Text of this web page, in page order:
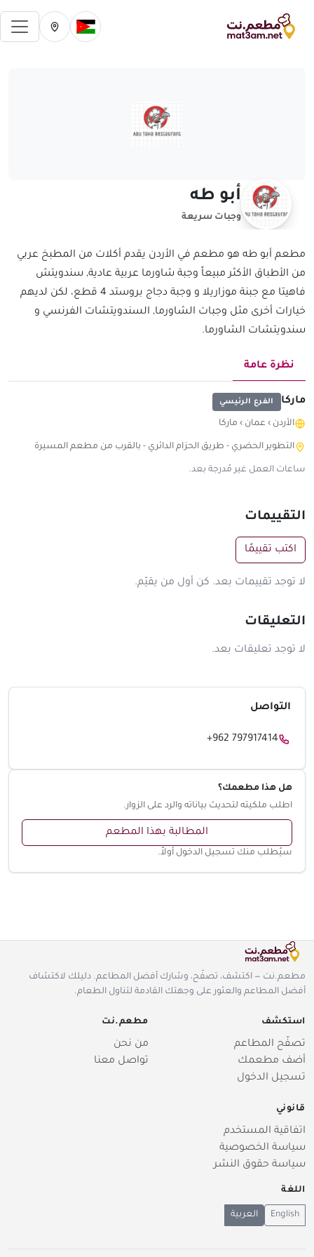
تغيير الدولة الحالية
تغيير المدينة
أبو طه
وجبات سريعة
مطعم أبو طه هو مطعم في الأردن يقدم أكلات من المطبخ عربي
من الأطباق الأكثر مبيعاً وجبة شاورما عربية عادية, سندويتش
فاهيتا مع جبنة موزاريلا و وجبة دجاج بروستد 4 قطع، لكن لديهم
خيارات أخرى مثل وجبات الشاورما, السندويتشات الفرنسي و
سندويتشات الشاورما.
نظرة عامة
ماركا الفرع الرئيسي
الأردن › عمان › ماركا
التطوير الحضري - طريق الحزام الدائري - بالقرب من مطعم المسيرة
ساعات العمل غير مُدرجة بعد.
التقييمات
اكتب تقييمًا
لا توجد تقييمات بعد. كن أول من يقيّم.
التعليقات
لا توجد تعليقات بعد.
التواصل
+962 797917414
هل هذا مطعمك؟
اطلب ملكيته لتحديث بياناته والرد على الزوار.
المطالبة بهذا المطعم
سيُطلب منك تسجيل الدخول أولاً.
مطعم.نت — اكتشف، تصفّح، وشارك أفضل المطاعم. دليلك لاكتشاف
أفضل المطاعم والعثور على وجهتك القادمة لتناول الطعام.
استكشف
تصفّح المطاعم
أضف مطعمك
تسجيل الدخول
مطعم.نت
من نحن
تواصل معنا
قانوني
اتفاقية المستخدم
سياسة الخصوصية
سياسة حقوق النشر
اللغة
English العربية